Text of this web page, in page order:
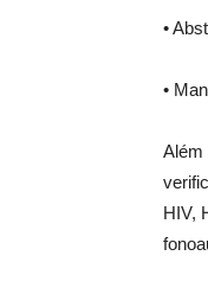
•
•
Além
HIV,